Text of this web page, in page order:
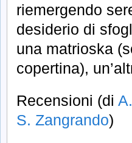
riemergendo
desiderio di
una matrioska
copertina),
Recensioni (di
S. Zangrando)